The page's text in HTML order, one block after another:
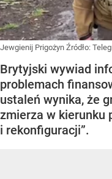
Jewgienij Prigożyn Źródło:
Brytyjski wywiad
problemach
ustaleń wynika, że
zmierza w kierunku
i rekonfiguracji”.